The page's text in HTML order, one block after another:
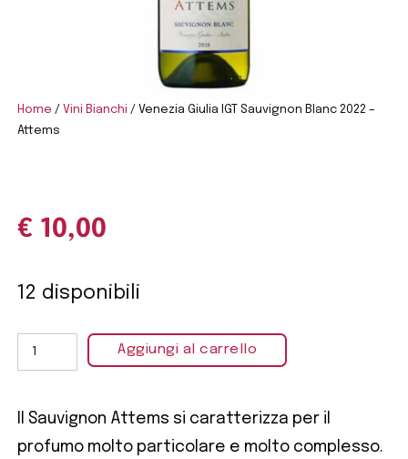
Home / Vini Bianchi / Venezia Giulia IGT Sauvignon Blanc 2022 –
Attems
€ 10,00
12 disponibili
Aggiungi al carrello
Il Sauvignon Attems si caratterizza per il
profumo molto particolare e molto complesso.